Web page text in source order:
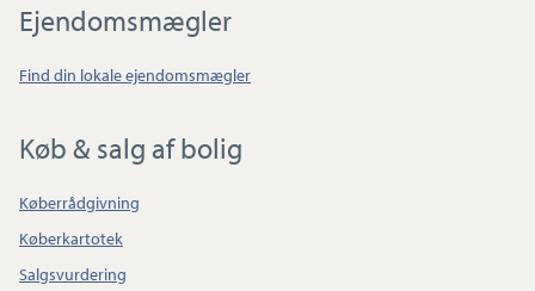
Ejendomsmægler
Find din lokale ejendomsmægler
Køb & salg af bolig
Køberrådgivning
Køberkartotek
Salgsvurdering